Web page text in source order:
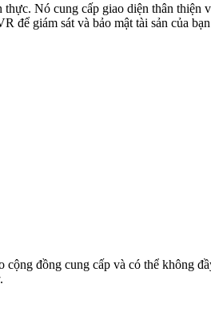
Nó cung cấp giao diện thân thiện
để giám sát và bảo mật tài sản của
đồng cung cấp và có thể không